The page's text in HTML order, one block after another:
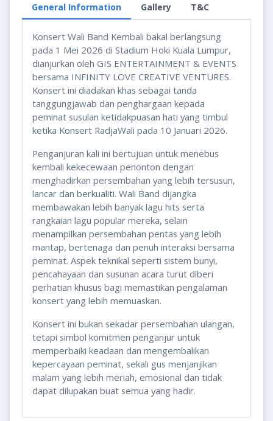
General Information Gallery T&C
Konsert Wali Band Kembali bakal berlangsung
pada 1 Mei 2026 di Stadium Hoki Kuala Lumpur,
dianjurkan oleh GIS ENTERTAINMENT & EVENTS
bersama INFINITY LOVE CREATIVE VENTURES.
Konsert ini diadakan khas sebagai tanda
tanggungjawab dan penghargaan kepada
peminat susulan ketidakpuasan hati yang timbul
ketika Konsert RadjaWali pada 10 Januari 2026.
Penganjuran kali ini bertujuan untuk menebus
kembali kekecewaan penonton dengan
menghadirkan persembahan yang lebih tersusun,
lancar dan berkualiti. Wali Band dijangka
membawakan lebih banyak lagu hits serta
rangkaian lagu popular mereka, selain
menampilkan persembahan pentas yang lebih
mantap, bertenaga dan penuh interaksi bersama
peminat. Aspek teknikal seperti sistem bunyi,
pencahayaan dan susunan acara turut diberi
perhatian khusus bagi memastikan pengalaman
konsert yang lebih memuaskan.
Konsert ini bukan sekadar persembahan ulangan,
tetapi simbol komitmen penganjur untuk
memperbaiki keadaan dan mengembalikan
kepercayaan peminat, sekali gus menjanjikan
malam yang lebih meriah, emosional dan tidak
dapat dilupakan buat semua yang hadir.